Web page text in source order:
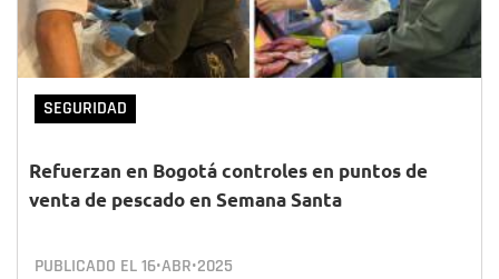
SEGURIDAD
Refuerzan en Bogotá controles en puntos de
venta de pescado en Semana Santa
PUBLICADO EL16•ABR•2025